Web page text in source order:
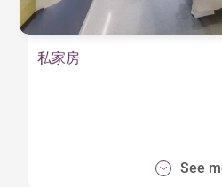
私家房
See